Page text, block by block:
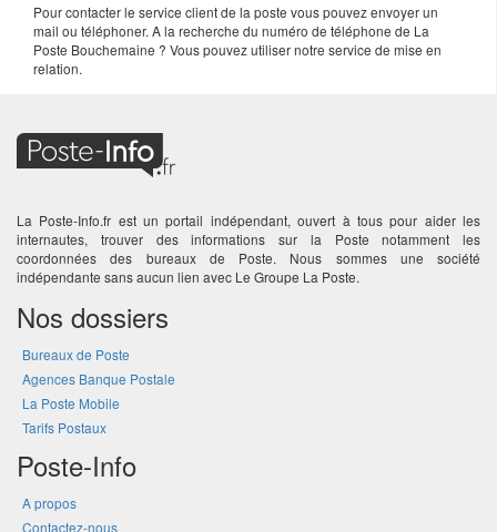
Pour contacter le service client de la poste vous pouvez envoyer un
mail ou téléphoner. A la recherche du numéro de téléphone de La
Poste Bouchemaine ? Vous pouvez utiliser notre service de mise en
relation.
La Poste-Info.fr est un portail indépendant, ouvert à tous pour aider les
internautes, trouver des informations sur la Poste notamment les
coordonnées des bureaux de Poste. Nous sommes une société
indépendante sans aucun lien avec Le Groupe La Poste.
Nos dossiers
Bureaux de Poste
Agences Banque Postale
La Poste Mobile
Tarifs Postaux
Poste-Info
A propos
Contactez-nous